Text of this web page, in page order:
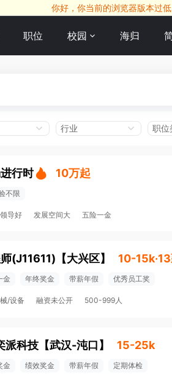
你好，你当前的浏览器版本过
职位 校园 海归
行业 职位
行时 10万起
不限
领导好 发展空间大 五险一金
(J11611) 【大兴区】 10-
金 年终奖金 带薪年假 优秀员工奖
/设备 融资未公开 500-999人
派科技 【武汉-沌口 】 15-25k
金 绩效奖金 带薪年假 定期体检